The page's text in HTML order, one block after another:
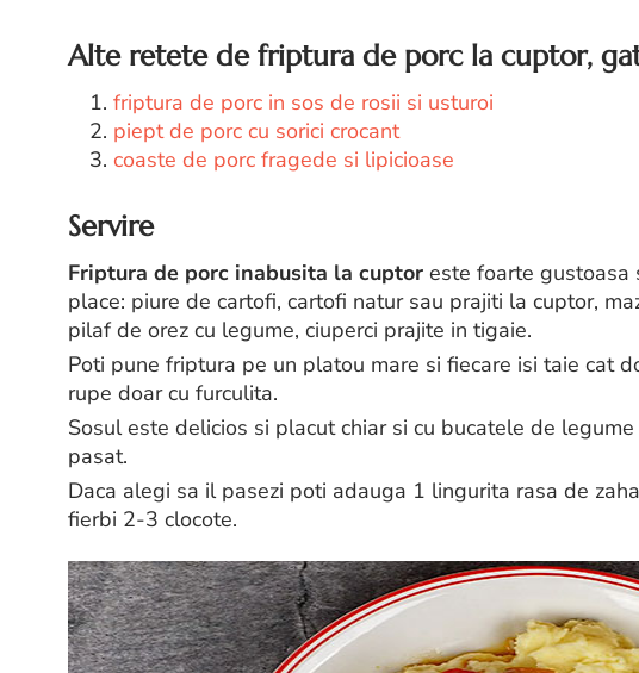
Alte retete de friptura de porc la cuptor,
1. friptura de porc in sos de rosii si usturoi
2. piept de porc cu sorici crocant
3. coaste de porc fragede si lipicioase
Servire
Friptura de porc inabusita la cuptor este foarte gustoasa
place: piure de cartofi, cartofi natur sau prajiti la cuptor,
pilaf de orez cu legume, ciuperci prajite in tigaie.
Poti pune friptura pe un platou mare si fiecare isi taie cat
rupe doar cu furculita.
Sosul este delicios si placut chiar si cu bucatele de
pasat.
Daca alegi sa il pasezi poti adauga 1 lingurita rasa de
fierbi 2-3 clocote.